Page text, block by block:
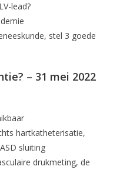
lead?
stel 3 goede
– 31 mei 2022
hartkatheterisatie,
sluiting
drukmeting, de